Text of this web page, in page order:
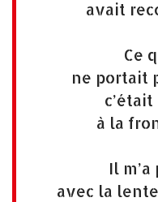
avait
Ce
ne portait
à la
Il
avec la